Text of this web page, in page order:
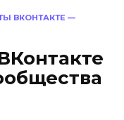
ВКОНТАКТЕ —